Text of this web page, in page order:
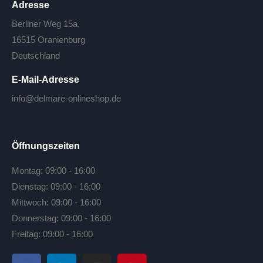
Adresse
Berliner Weg 15a,
16515 Oranienburg
Deutschland
E-Mail-Adresse
info@delmare-onlineshop.de
Öffnungszeiten
Montag: 09:00 - 16:00
Dienstag: 09:00 - 16:00
Mittwoch: 09:00 - 16:00
Donnerstag: 09:00 - 16:00
Freitag: 09:00 - 16:00